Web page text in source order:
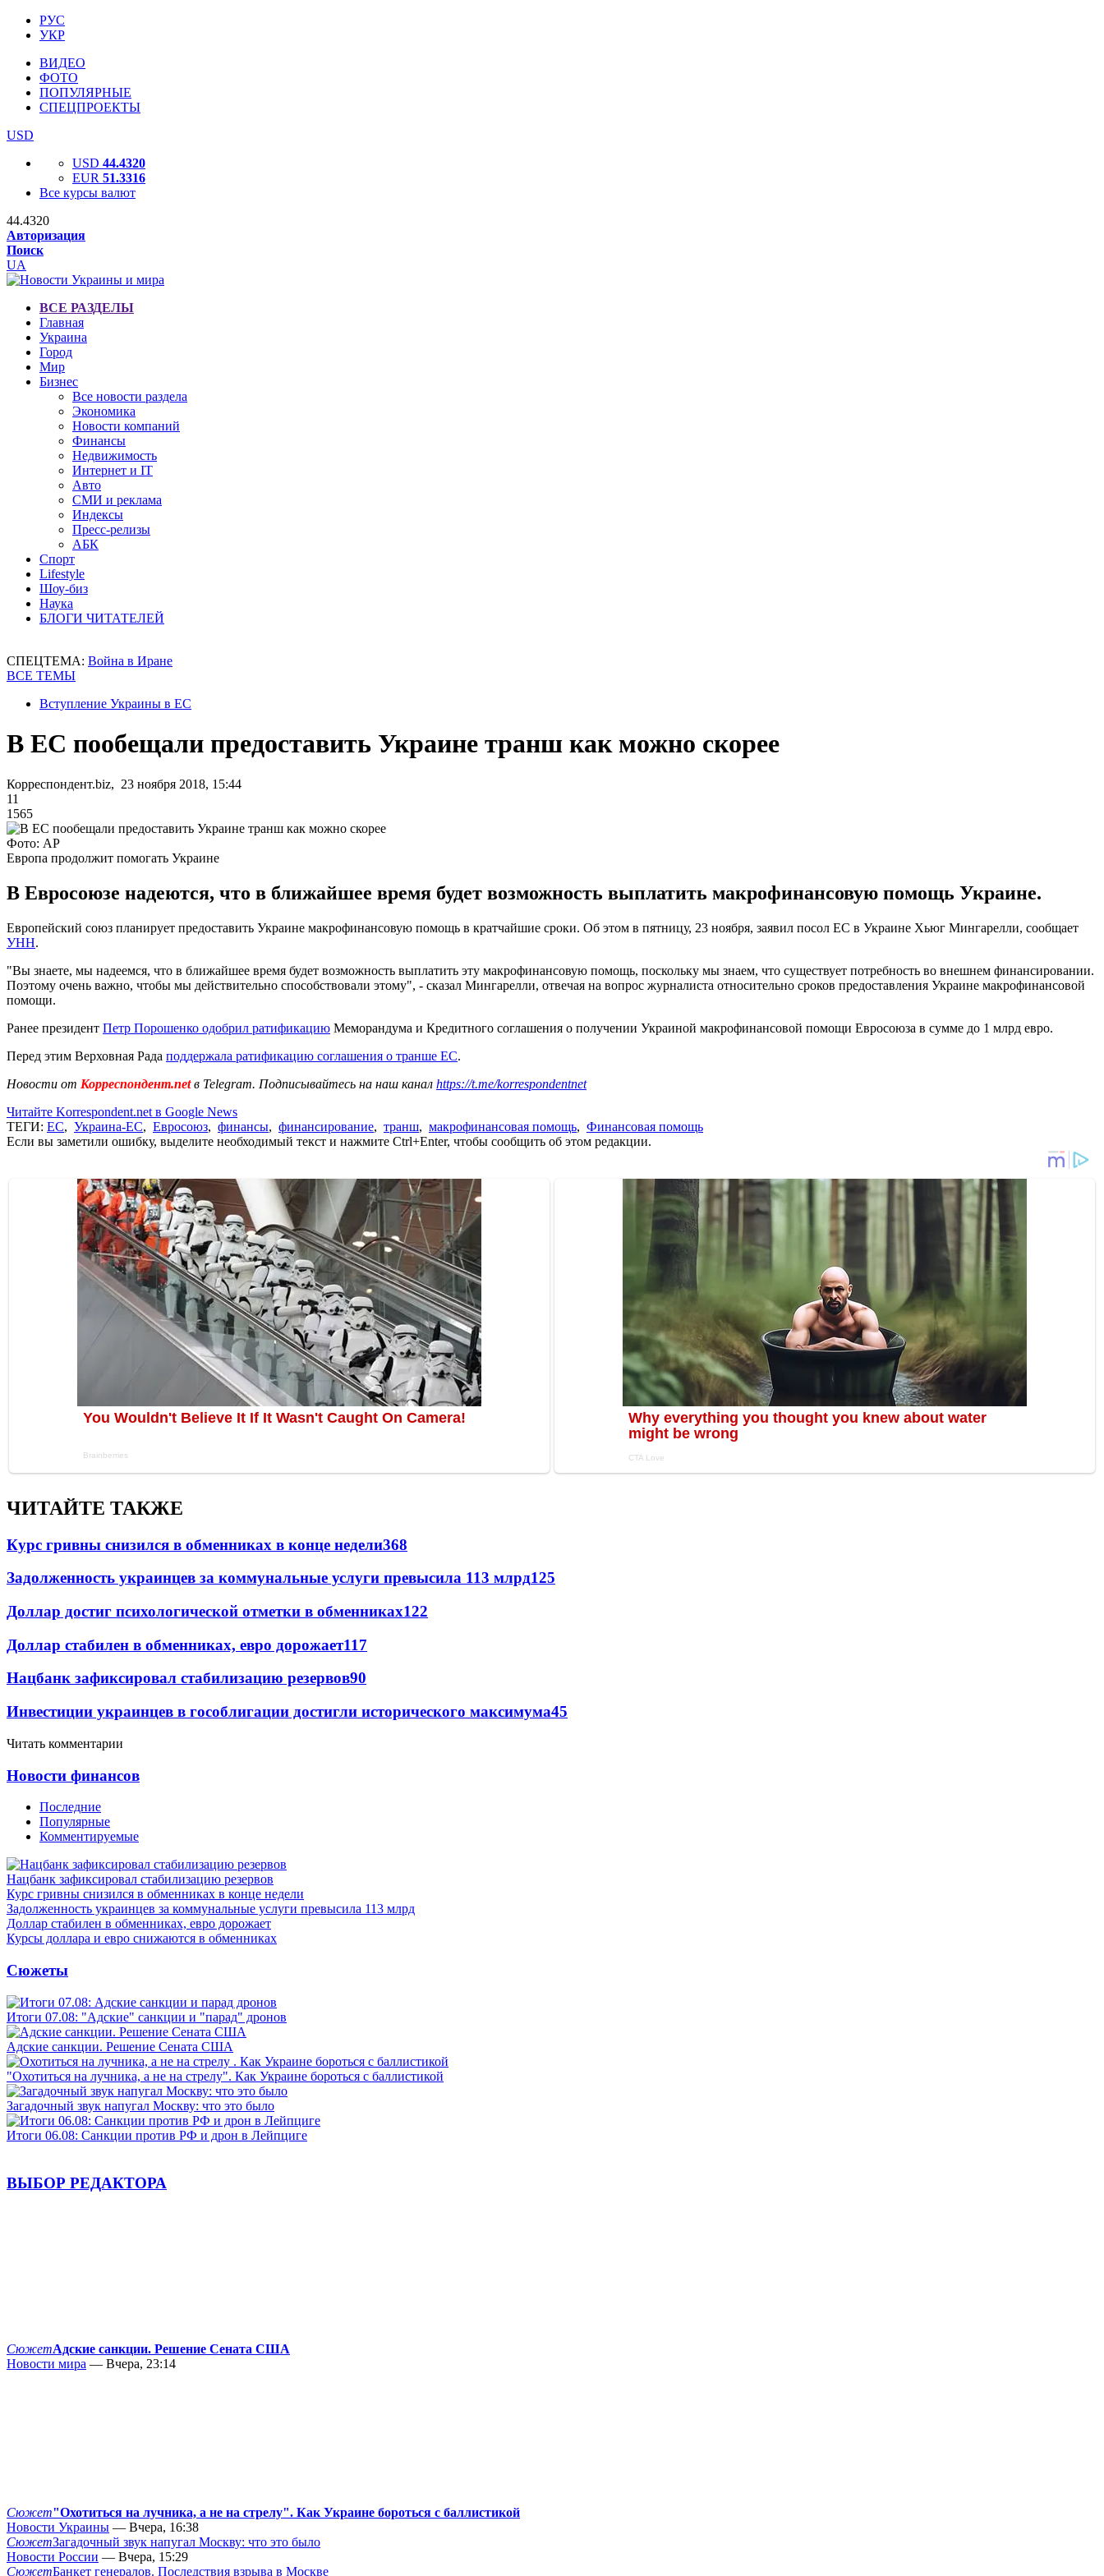
РУС
УКР
ВИДЕО
ФОТО
ПОПУЛЯРНЫЕ
СПЕЦПРОЕКТЫ
USD
USD 44.4320
EUR 51.3316
Все курсы валют
44.4320
Авторизация
Поиск
UA
ВСЕ РАЗДЕЛЫ
Главная
Украина
Город
Мир
Бизнес
Все новости раздела
Экономика
Новости компаний
Финансы
Недвижимость
Интернет и IT
Авто
СМИ и реклама
Индексы
Пресс-релизы
АБК
Спорт
Lifestyle
Шоу-биз
Наука
БЛОГИ ЧИТАТЕЛЕЙ
СПЕЦТЕМА: Война в Иране
ВСЕ ТЕМЫ
Вступление Украины в ЕС
В ЕС пообещали предоставить Украине транш как можно скорее
Корреспондент.biz, 23 ноября 2018, 15:44
11
1565
Фото: AP
Европа продолжит помогать Украине
В Евросоюзе надеются, что в ближайшее время будет возможность выплатить макрофинансовую помощь Украине.
Европейский союз планирует предоставить Украине макрофинансовую помощь в кратчайшие сроки. Об этом в пятницу, 23 ноября, заявил посол ЕС в Украине Хьюг Мингарелли, сообщает
УНН.
"Вы знаете, мы надеемся, что в ближайшее время будет возможность выплатить эту макрофинансовую помощь, поскольку мы знаем, что существует потребность во внешнем финансировании.
Поэтому очень важно, чтобы мы действительно способствовали этому", - сказал Мингарелли, отвечая на вопрос журналиста относительно сроков предоставления Украине макрофинансовой
помощи.
Ранее президент Петр Порошенко одобрил ратификацию Меморандума и Кредитного соглашения о получении Украиной макрофинансовой помощи Евросоюза в сумме до 1 млрд евро.
Перед этим Верховная Рада поддержала ратификацию соглашения о транше ЕС.
Новости от Корреспондент.netв Telegram. Подписывайтесь на наш канал https://t.me/korrespondentnet
Читайте Korrespondent.net в Google News
ТЕГИ: ЕС, Украина-ЕС, Евросоюз, финансы, финансирование, транш, макрофинансовая помощь, Финансовая помощь
Если вы заметили ошибку, выделите необходимый текст и нажмите Ctrl+Enter, чтобы сообщить об этом редакции.
ЧИТАЙТЕ ТАКЖЕ
Курс гривны снизился в обменниках в конце недели368
Задолженность украинцев за коммунальные услуги превысила 113 млрд125
Доллар достиг психологической отметки в обменниках122
Доллар стабилен в обменниках, евро дорожает117
Нацбанк зафиксировал стабилизацию резервов90
Инвестиции украинцев в гособлигации достигли исторического максимума45
Читать комментарии
Новости финансов
Последние
Популярные
Комментируемые
Нацбанк зафиксировал стабилизацию резервов
Курс гривны снизился в обменниках в конце недели
Задолженность украинцев за коммунальные услуги превысила 113 млрд
Доллар стабилен в обменниках, евро дорожает
Курсы доллара и евро снижаются в обменниках
Сюжеты
Итоги 07.08: "Адские" санкции и "парад" дронов
Адские санкции. Решение Сената США
"Охотиться на лучника, а не на стрелу". Как Украине бороться с баллистикой
Загадочный звук напугал Москву: что это было
Итоги 06.08: Санкции против РФ и дрон в Лейпциге
ВЫБОР РЕДАКТОРА
СюжетАдские санкции. Решение Сената США
Новости мира — Вчера, 23:14
Сюжет"Охотиться на лучника, а не на стрелу". Как Украине бороться с баллистикой
Новости Украины — Вчера, 16:38
СюжетЗагадочный звук напугал Москву: что это было
Новости России — Вчера, 15:29
СюжетБанкет генералов. Последствия взрыва в Москве